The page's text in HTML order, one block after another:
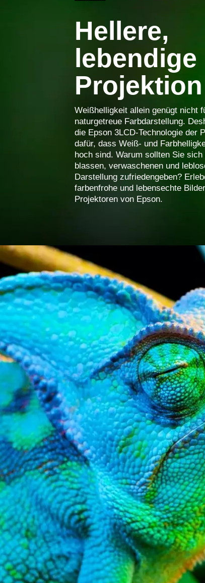
Hellere,
lebendige
Projektion
Weißhelligkeit allein genügt nicht
naturgetreue Farbdarstellung.
die Epson 3LCD-Technologie der
dafür, dass Weiß- und
hoch sind. Warum sollten Sie sich
blassen, verwaschenen und
Darstellung zufriedengeben?
farbenfrohe und lebensechte
Projektoren von Epson.